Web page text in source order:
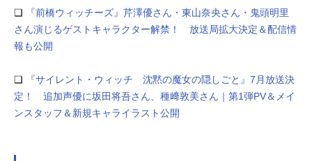
❏
『前橋ウィッチーズ』芹澤優さん・東山奈央さん・鬼頭明里
さん演じるゲストキャラクター解禁！ 放送局拡大決定＆配信情
報も公開
❏
『サイレント・ウィッチ 沈黙の魔女の隠しごと』7月放送決
定！ 追加声優に坂田将吾さん、種﨑敦美さん｜第1弾PV＆メイ
ンスタッフ＆新規キャライラスト公開